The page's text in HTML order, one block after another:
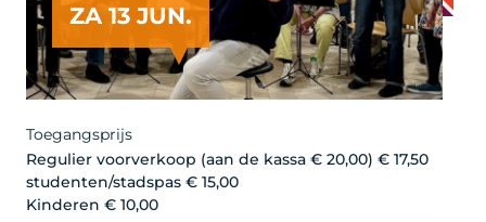
ZA 13 JUN.
Toegangsprijs
Regulier voorverkoop (aan de kassa € 20,00) € 17,50
studenten/stadspas € 15,00
Kinderen € 10,00